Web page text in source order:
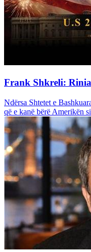
Frank Shkreli:
Ndërsa Shtetet e
që e kanë bërë Amerikën